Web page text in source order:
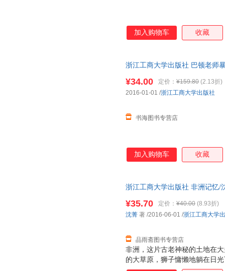
加入购物车 收藏
浙江工商大学出版社 巴顿老师
¥34.00 定价： ¥159.80 (2.13折)
书海图书专营店
2016-01-01 /浙江工商大学出版社
加入购物车 收藏
浙江工商大学出版社 非洲记忆/
非洲，这片古老神秘的土地在
的大草原，狮子慵懒地躺在日
¥35.70 定价： ¥40.00 (8.93折)
品雨斋图书专营店
沈菁 著 /2016-06-01 /浙江工商大学